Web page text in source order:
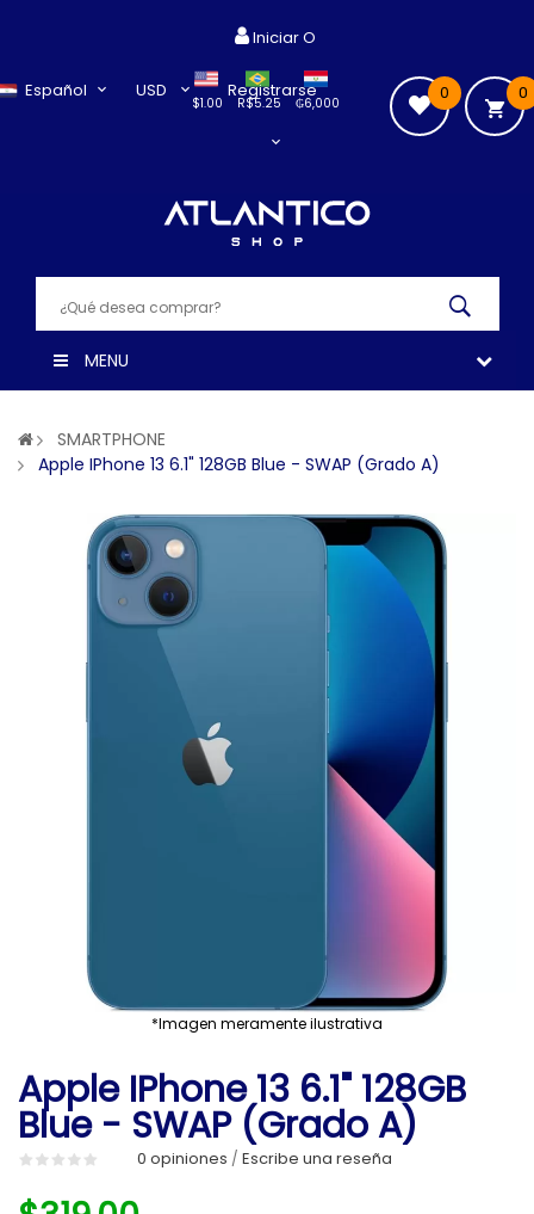
Español USD
$1.00 ₲6,000
R$5.25
Iniciar O
Registrarse 0
0
MENU
SMARTPHONE
Apple IPhone 13 6.1" 128GB Blue - SWAP (Grado A)
*Imagen meramente ilustrativa
Apple IPhone 13 6.1" 128GB
Blue - SWAP (Grado A)
0 opiniones / Escribe una reseña